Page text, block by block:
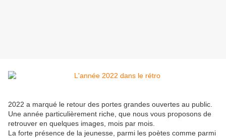
2022 a marqué le retour des portes grandes ouvertes au public.
Une année particulièrement riche, que nous vous proposons de
retrouver en quelques images, mois par mois.
La forte présence de la jeunesse, parmi les poètes comme parmi